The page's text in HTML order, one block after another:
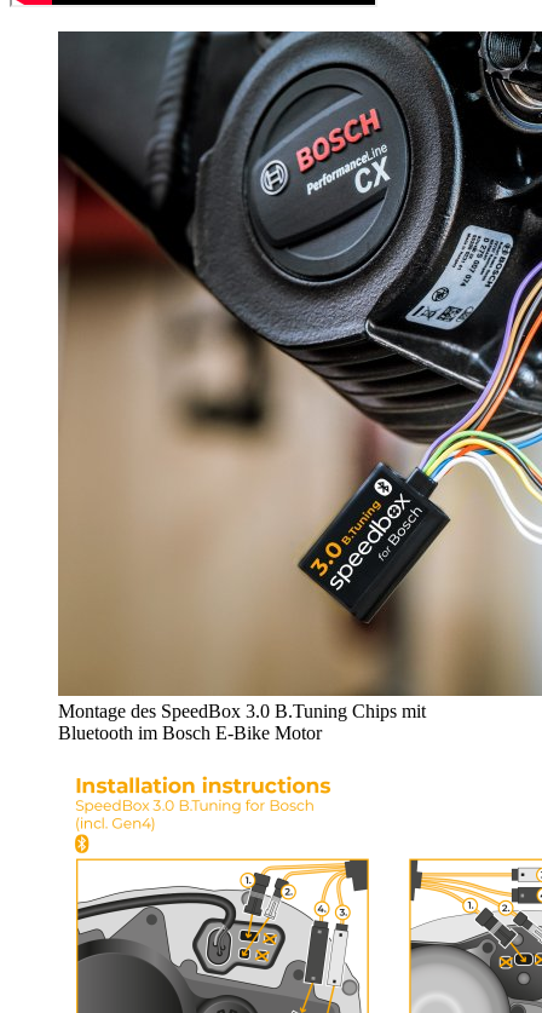
Montage des SpeedBox 3.0 B.Tuning Chips mit
Bluetooth im Bosch E-Bike Motor